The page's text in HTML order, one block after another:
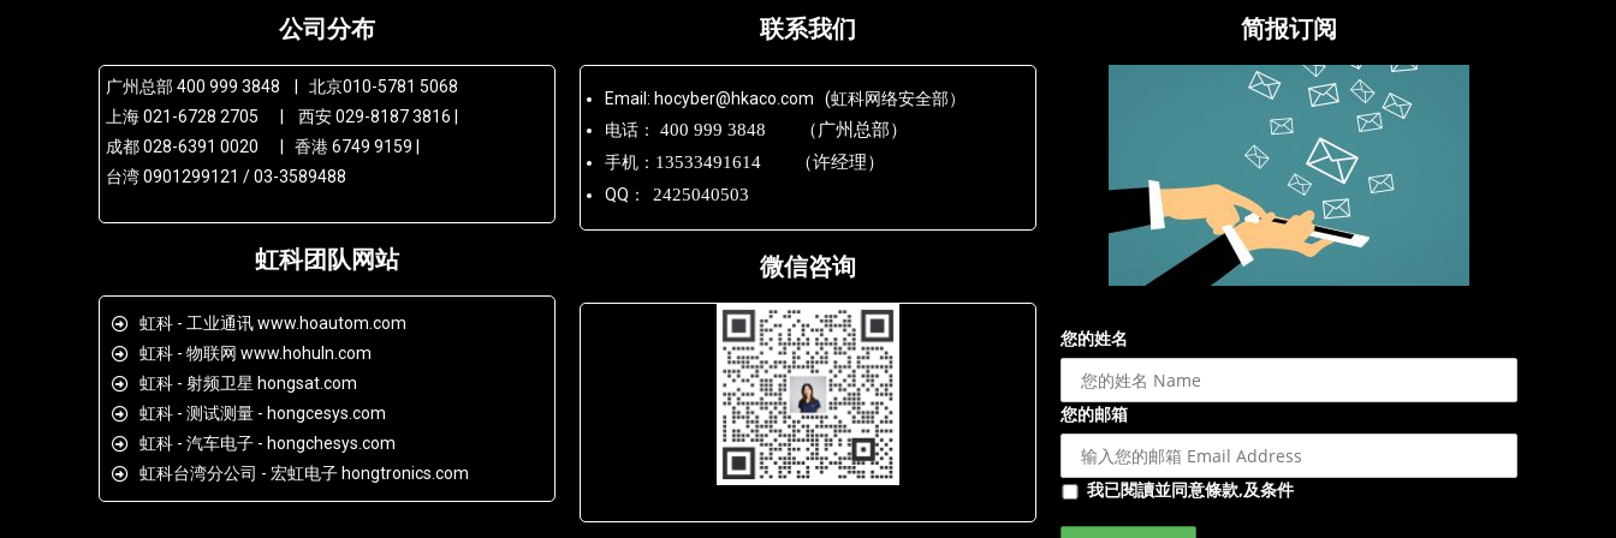
公司分布
广州总部 400 999 3848 | 北京010-5781 5068
上海 021-6728 2705 | 西安 029-8187 3816 |
成都 028-6391 0020 | 香港 6749 9159 |
台湾 0901299121 / 03-3589488
虹科团队网站
虹科 - 工业通讯 www.hoautom.com
虹科 - 物联网 www.hohuln.com
虹科 - 射频卫星 hongsat.com
虹科 - 测试测量 - hongcesys.com
虹科 - 汽车电子 - hongchesys.com
虹科台湾分公司 - 宏虹电子 hongtronics.com
联系我们
Email: hocyber@hkaco.com (虹科网络安全部）
电话：
400 999 3848 （广州总部）
手机： 13533491614 （许经理）
QQ： 2425040503
微信咨询
简报订阅
您的姓名
您的邮箱
我已閱讀並同意條款,及条件